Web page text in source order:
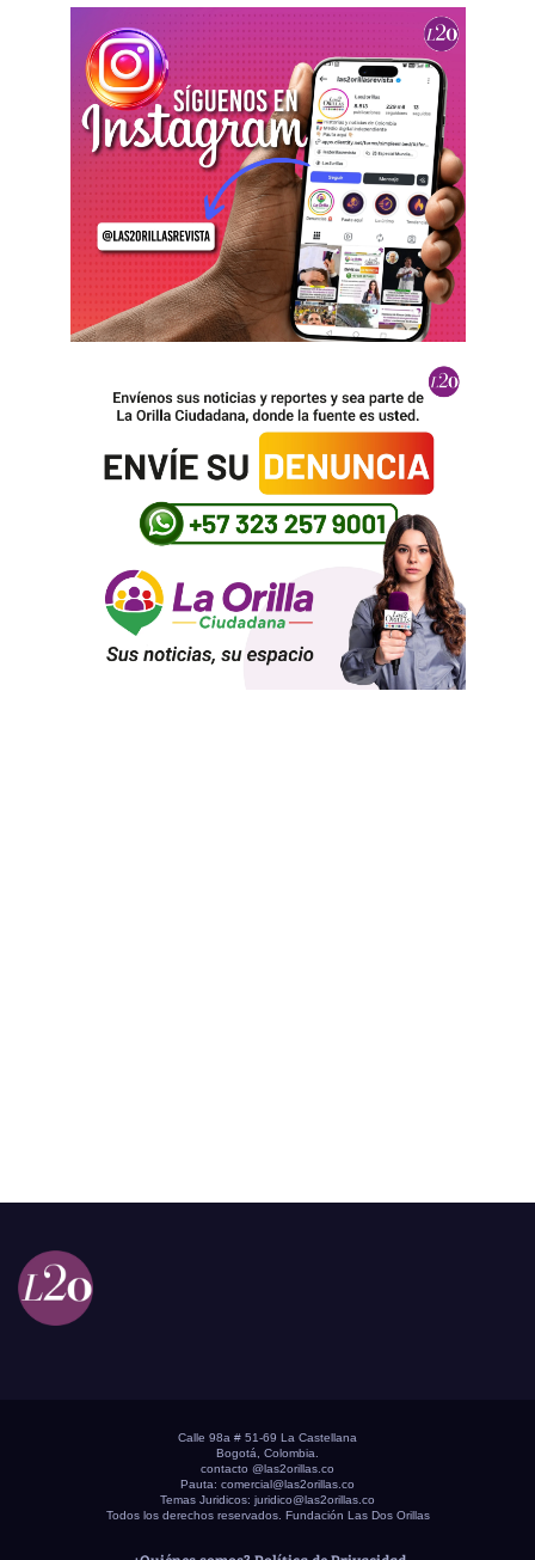
Calle 98a # 51-69 La Castellana
Bogotá, Colombia.
contacto @las2orillas.co
Pauta: comercial@las2orillas.co
Temas Juridicos: juridico@las2orillas.co
Todos los derechos reservados. Fundación Las Dos Orillas